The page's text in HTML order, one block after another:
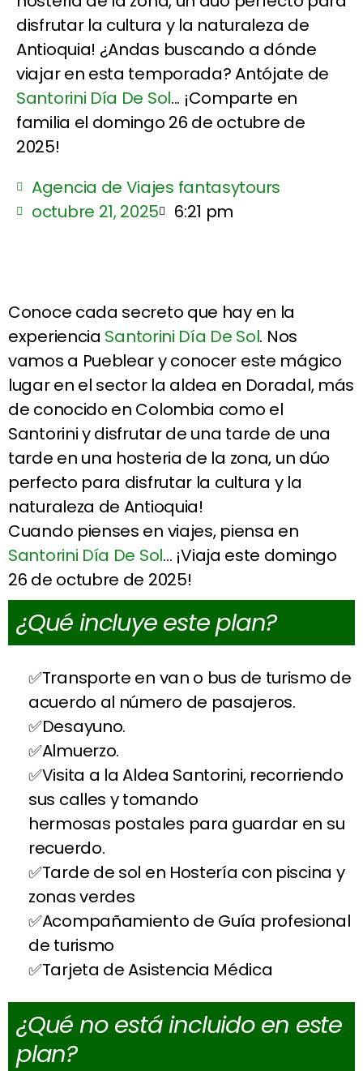
disfrutar la cultura y la naturaleza de
Antioquia! ¿Andas buscando a dónde
viajar en esta temporada? Antójate de
Santorini Día De Sol... ¡Comparte en
familia el domingo 26 de octubre de
2025!
Agencia de Viajes fantasytours
octubre 21, 2025
6:21 pm
Conoce cada secreto que hay en la
experiencia Santorini Día De Sol. Nos
vamos a Pueblear y conocer este mágico
lugar en el sector la aldea en Doradal, más
de conocido en Colombia como el
Santorini y disfrutar de una tarde de una
tarde en una hosteria de la zona, un dúo
perfecto para disfrutar la cultura y la
naturaleza de Antioquia!
Cuando pienses en viajes, piensa en
Santorini Día De Sol… ¡Viaja este domingo
26 de octubre de 2025!
¿Qué incluye este plan?
Transporte en van o bus de turismo de
acuerdo al número de pasajeros.
Desayuno.
Almuerzo.
Visita a la Aldea Santorini, recorriendo
sus calles y tomando
hermosas postales para guardar en su
recuerdo.
Tarde de sol en Hostería con piscina y
zonas verdes
Acompañamiento de Guía profesional
de turismo
Tarjeta de Asistencia Médica
¿Qué no está incluido en este
plan?